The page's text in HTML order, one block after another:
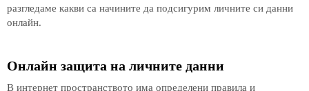
разгледаме какви са начините да подсигурим личните си данни
онлайн.
Онлайн защита на личните данни
В интернет пространството има определени правила и